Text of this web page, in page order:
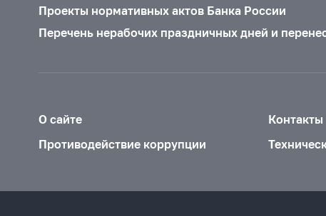
Проекты нормативных актов Банка России
Перечень нерабочих праздничных дней и
О сайте
Контакты
Противодействие коррупции